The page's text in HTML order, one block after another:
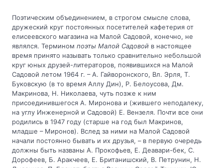
Поэтическим объединением, в строгом смысле слова,
дружеский круг постоянных посетителей кафетерия от
елисеевского магазина на Малой Садовой, конечно, не
являлся. Термином поэты Малой Садовой в настоящее
время принято называть только сравнительно небольшой
круг юных друзей-литераторов, появившихся на Малой
Садовой летом 1964 г. – А. Гайворонского, Вл. Эрля, Т.
Буковскую (в то время Аллу Дин), Р. Белоусова, Дм.
Макринова, Н. Николаева, чуть позже к ним
присоединившегося А. Миронова и (жившего неподалеку,
на углу Инженерной и Садовой) Е. Вензеля. Почти все они
родились в 1947 году (старше на год был Макринов,
младше – Миронов). Вслед за ними на Малой Садовой
начали постоянно бывать и их друзья, – в первую очередь
должны быть названы А. Прокофьев, Е. Деавари-бек, С.
Дорофеев, Б. Аракчеев, Е. Британишский, В. Петрунин, Н.